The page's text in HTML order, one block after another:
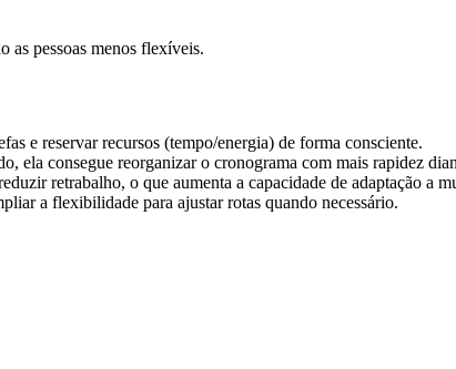
as pessoas menos flexíveis.
e reservar recursos (tempo/energia) de forma consciente.
ela consegue reorganizar o cronograma com mais rapidez
retrabalho, o que aumenta a capacidade de adaptação a
a flexibilidade para ajustar rotas quando necessário.